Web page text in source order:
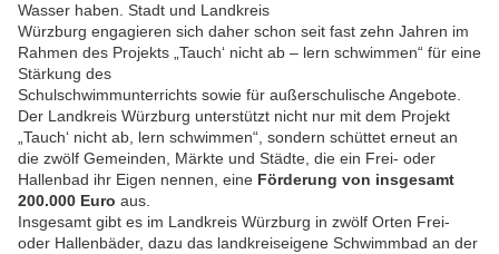
Wasser haben. Stadt und Landkreis
Würzburg engagieren sich daher schon seit fast zehn Jahren im
Rahmen des Projekts „Tauch‘ nicht ab – lern schwimmen“ für eine
Stärkung des
Schulschwimmunterrichts sowie für außerschulische Angebote.
Der Landkreis Würzburg unterstützt nicht nur mit dem Projekt
„Tauch‘ nicht ab, lern schwimmen“, sondern schüttet erneut an
die zwölf Gemeinden, Märkte und Städte, die ein Frei- oder
Hallenbad ihr Eigen nennen, eine Förderung von insgesamt
200.000 Euro aus.
Insgesamt gibt es im Landkreis Würzburg in zwölf Orten Frei-
oder Hallenbäder, dazu das landkreiseigene Schwimmbad an der